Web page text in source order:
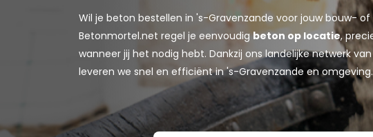
Wil je beton bestellen in 's-Gravenzande voor jouw bouw-
Betonmortel.net regel je eenvoudigbeton op locatie,
wanneer jij het nodig hebt. Dankzij ons landelijke netwerk
leveren we snel en efficiënt in 's-Gravenzande en omgeving.